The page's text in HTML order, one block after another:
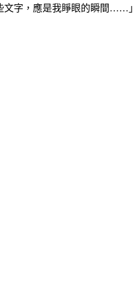
文字，應是我睜眼的瞬間……」